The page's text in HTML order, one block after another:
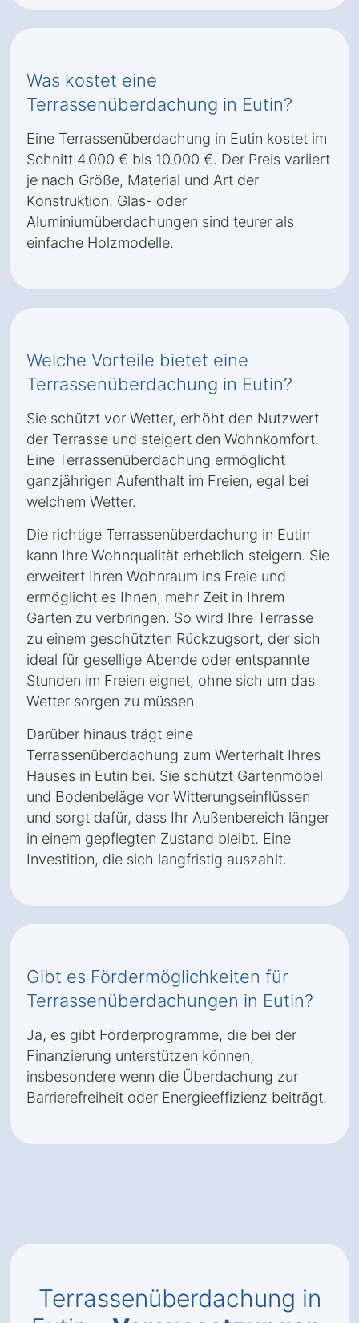
Was kostet eine
Terrassenüberdachung in Eutin?
Eine Terrassenüberdachung in Eutin kostet im
Schnitt 4.000 € bis 10.000 €. Der Preis variiert
je nach Größe, Material und Art der
Konstruktion. Glas- oder
Aluminiumüberdachungen sind teurer als
einfache Holzmodelle.
Welche Vorteile bietet eine
Terrassenüberdachung in Eutin?
Sie schützt vor Wetter, erhöht den Nutzwert
der Terrasse und steigert den Wohnkomfort.
Eine Terrassenüberdachung ermöglicht
ganzjährigen Aufenthalt im Freien, egal bei
welchem Wetter.
Die richtige Terrassenüberdachung in Eutin
kann Ihre Wohnqualität erheblich steigern. Sie
erweitert Ihren Wohnraum ins Freie und
ermöglicht es Ihnen, mehr Zeit in Ihrem
Garten zu verbringen. So wird Ihre Terrasse
zu einem geschützten Rückzugsort, der sich
ideal für gesellige Abende oder entspannte
Stunden im Freien eignet, ohne sich um das
Wetter sorgen zu müssen.
Darüber hinaus trägt eine
Terrassenüberdachung zum Werterhalt Ihres
Hauses in Eutin bei. Sie schützt Gartenmöbel
und Bodenbeläge vor Witterungseinflüssen
und sorgt dafür, dass Ihr Außenbereich länger
in einem gepflegten Zustand bleibt. Eine
Investition, die sich langfristig auszahlt.
Gibt es Fördermöglichkeiten für
Terrassenüberdachungen in Eutin?
Ja, es gibt Förderprogramme, die bei der
Finanzierung unterstützen können,
insbesondere wenn die Überdachung zur
Barrierefreiheit oder Energieeffizienz beiträgt.
Terrassenüberdachung in